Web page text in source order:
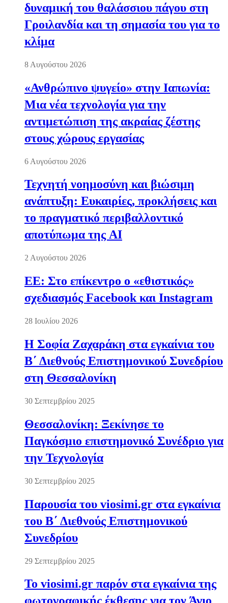
δυναμική του θαλάσσιου πάγου στη
Γροιλανδία και τη σημασία του για το
κλίμα
8 Αυγούστου 2026
«Ανθρώπινο ψυγείο» στην Ιαπωνία:
Μια νέα τεχνολογία για την
αντιμετώπιση της ακραίας ζέστης
στους χώρους εργασίας
6 Αυγούστου 2026
Τεχνητή νοημοσύνη και βιώσιμη
ανάπτυξη: Ευκαιρίες, προκλήσεις και
το πραγματικό περιβαλλοντικό
αποτύπωμα της AI
2 Αυγούστου 2026
ΕΕ: Στο επίκεντρο ο «εθιστικός»
σχεδιασμός Facebook και Instagram
28 Ιουλίου 2026
Η Σοφία Ζαχαράκη στα εγκαίνια του
Β΄ Διεθνούς Επιστημονικού Συνεδρίου
στη Θεσσαλονίκη
30 Σεπτεμβρίου 2025
Θεσσαλονίκη: Ξεκίνησε το
Παγκόσμιο επιστημονικό Συνέδριο για
την Τεχνολογία
30 Σεπτεμβρίου 2025
Παρουσία του viosimi.gr στα εγκαίνια
του Β΄ Διεθνούς Επιστημονικού
Συνεδρίου
29 Σεπτεμβρίου 2025
Το viosimi.gr παρόν στα εγκαίνια της